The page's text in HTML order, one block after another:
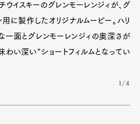
ウイスキーのグレンモーレンジィが、グ
に製作したオリジナルムービー。ハリ
一面とグレンモーレンジィの奥深さが
わい深い”ショートフィルムとなってい
1/4